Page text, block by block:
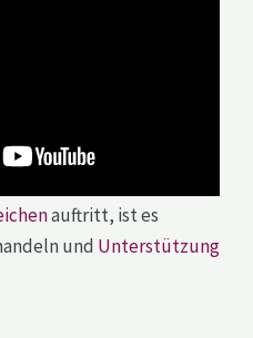
auftritt, ist es
und Unterstützung